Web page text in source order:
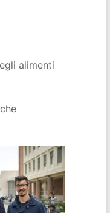
alimenti